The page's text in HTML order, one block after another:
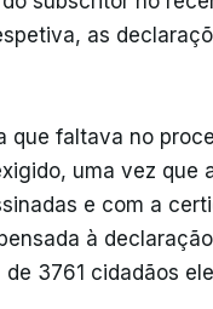
as
que faltava no
uma vez que
e com a
à
3761 cidadãos